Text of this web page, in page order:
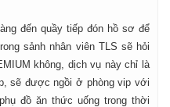
đến quầy tiếp đón hồ sơ để
sảnh nhân viên TLS sẽ hỏi
không, dịch vụ này chỉ là
sẽ được ngồi ở phòng vip với
đồ ăn thức uống trong thời